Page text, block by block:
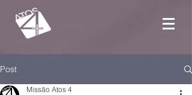
Post
Missão Atos 4